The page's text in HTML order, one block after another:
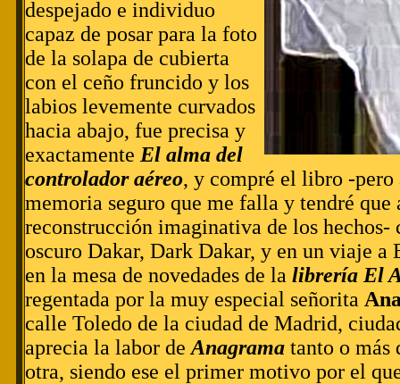
despejado e individuo
capaz de posar para la foto
de la solapa de cubierta
con el ceño fruncido y los
labios levemente curvados
hacia abajo, fue precisa y
exactamente El alma del
controlador aéreo, y compré el libro -pero
memoria seguro que me falla y tendré que
reconstrucción imaginativa de los hechos-
oscuro Dakar, Dark Dakar, y en un viaje a
en la mesa de novedades de la librería El
regentada por la muy especial señorita
calle Toledo de la ciudad de Madrid,
aprecia la labor deAnagrama tanto o más
otra, siendo ese el primer motivo por el